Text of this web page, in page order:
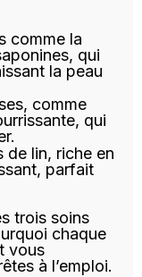
comme la
qui
la peau
comme
qui
de lin, riche en
parfait
trois soins
chaque
vous
à l’emploi.